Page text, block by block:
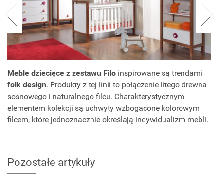
Meble dziecięce z zestawu Filo inspirowane są trendami
folk design. Produkty z tej linii to połączenie litego drewna
sosnowego i naturalnego filcu. Charakterystycznym
elementem kolekcji są uchwyty wzbogacone kolorowym
filcem, które jednoznacznie określają indywidualizm mebli.
Pozostałe artykuły